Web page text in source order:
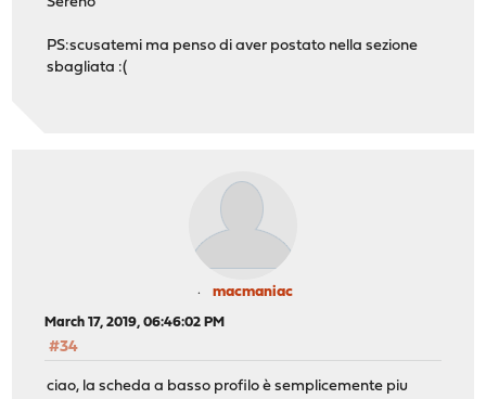
PS:scusatemi ma penso di aver postato nella sezione
sbagliata :(
macmaniac
March 17, 2019, 06:46:02 PM
#34
ciao, la scheda a basso profilo è semplicemente piu